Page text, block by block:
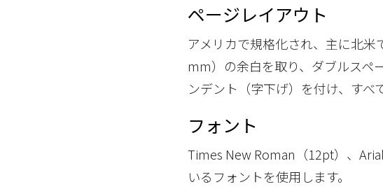
ページレイアウト
アメリカで規格化され、主に北
mm）の余白を取り、ダブルスペ
ンデント（字下げ）を付け、すべ
フォント
Times New Roman（12pt）、
いるフォントを使用します。